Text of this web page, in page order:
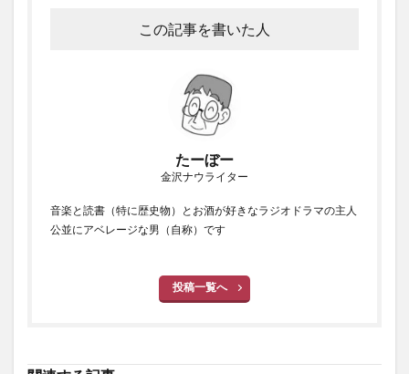
この記事を書いた人
たーぼー
金沢ナウライター
音楽と読書（特に歴史物）とお酒が好きなラジオドラマの主人
公並にアベレージな男（自称）です
投稿一覧へ